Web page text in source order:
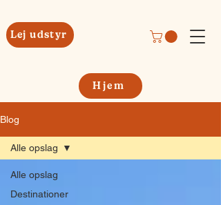
Lej udstyr
Hjem
Blog
Alle opslag
Destinationer
Alle opslag